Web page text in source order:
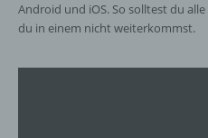
Android und iOS. So solltest du
du in einem nicht weiterkommst.